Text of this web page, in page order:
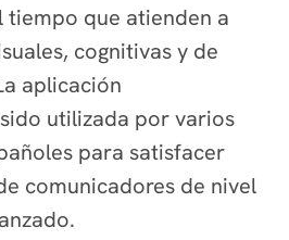
tiempo que atienden a
cognitivas y de
aplicación
utilizada por varios
para satisfacer
comunicadores de nivel